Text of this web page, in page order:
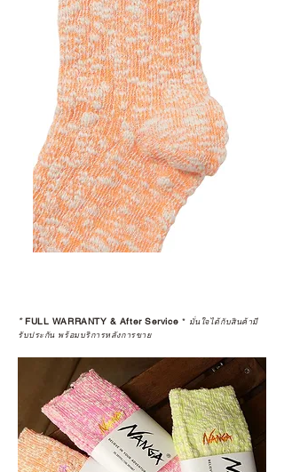
*FULL WARRANTY & After Service * มั่นใจได้กับสินค้ามี
รับประกัน พร้อมบริการหลังการขาย